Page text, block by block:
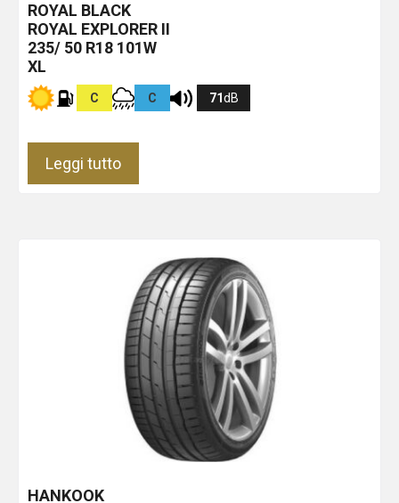
ROYAL BLACK
ROYAL EXPLORER II
235/ 50 R18 101W
XL
C C 71dB
Leggi tutto
HANKOOK